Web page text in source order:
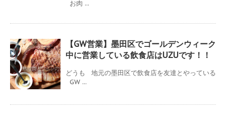
お肉 ...
【GW営業】墨田区でゴールデンウィーク
中に営業している飲食店はUZUです！！
どうも 地元の墨田区で飲食店を友達とやっている
GW ...